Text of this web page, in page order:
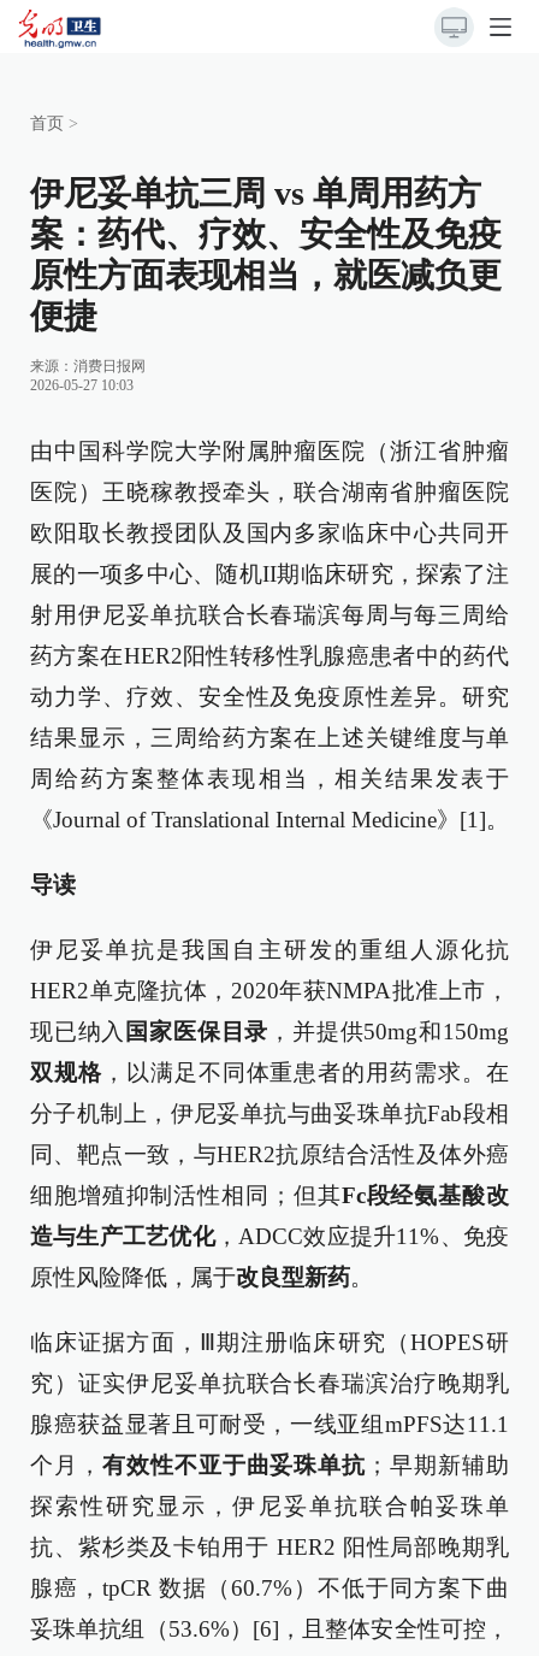
首页 >
伊尼妥单抗三周 vs 单周用药方
案：药代、疗效、安全性及免疫
原性方面表现相当，就医减负更
便捷
来源：消费日报网
2026-05-27 10:03
由中国科学院大学附属肿瘤医院（浙江省肿瘤
医院）王晓稼教授牵头，联合湖南省肿瘤医院
欧阳取长教授团队及国内多家临床中心共同开
展的一项多中心、随机II期临床研究，探索了注
射用伊尼妥单抗联合长春瑞滨每周与每三周给
药方案在HER2阳性转移性乳腺癌患者中的药代
动力学、疗效、安全性及免疫原性差异。研究
结果显示，三周给药方案在上述关键维度与单
周给药方案整体表现相当，相关结果发表于
《Journal of Translational Internal Medicine》[1]。
导读
伊尼妥单抗是我国自主研发的重组人源化抗
HER2单克隆抗体，2020年获NMPA批准上市，
现已纳入 国家医保目录 ，并提供50mg和150mg
双规格，以满足不同体重患者的用药需求。在
分子机制上，伊尼妥单抗与曲妥珠单抗Fab段相
同、靶点一致，与HER2抗原结合活性及体外癌
细胞增殖抑制活性相同；但其Fc段经氨基酸改
造与生产工艺优化，ADCC效应提升11%、免疫
原性风险降低，属于改良型新药。
临床证据方面，Ⅲ期注册临床研究（HOPES研
究）证实伊尼妥单抗联合长春瑞滨治疗晚期乳
腺癌获益显著且可耐受，一线亚组mPFS达11.1
个月， 有效性不亚于曲妥珠单抗 ；早期新辅助
探索性研究显示，伊尼妥单抗联合帕妥珠单
抗、紫杉类及卡铂用于 HER2 阳性局部晚期乳
腺癌，tpCR 数据（60.7%）不低于同方案下曲
妥珠单抗组（53.6%）[6]，且整体安全性可控，